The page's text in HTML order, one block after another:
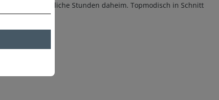
für gemütliche Stunden daheim. Topmodisch in Schnitt